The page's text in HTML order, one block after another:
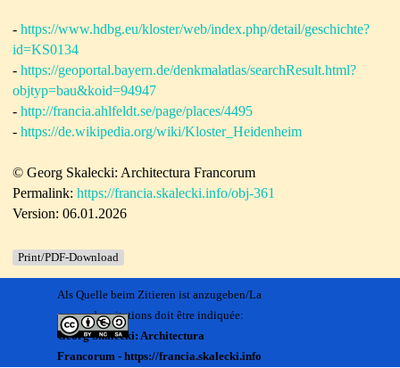
- https://www.hdbg.eu/kloster/web/index.php/detail/geschichte?
id=KS0134
- https://geoportal.bayern.de/denkmalatlas/searchResult.html?
objtyp=bau&koid=94947
- http://francia.ahlfeldt.se/page/places/4495
- https://de.wikipedia.org/wiki/Kloster_Heidenheim
© Georg Skalecki: Architectura Francorum
Permalink: https://francia.skalecki.info/obj-361
Version: 06.01.2026
Print/PDF-Download
Als Quelle beim Zitieren ist anzugeben/La
source des citations doit être indiquée:
Georg Skalecki: Architectura
Francorum - https://francia.skalecki.info